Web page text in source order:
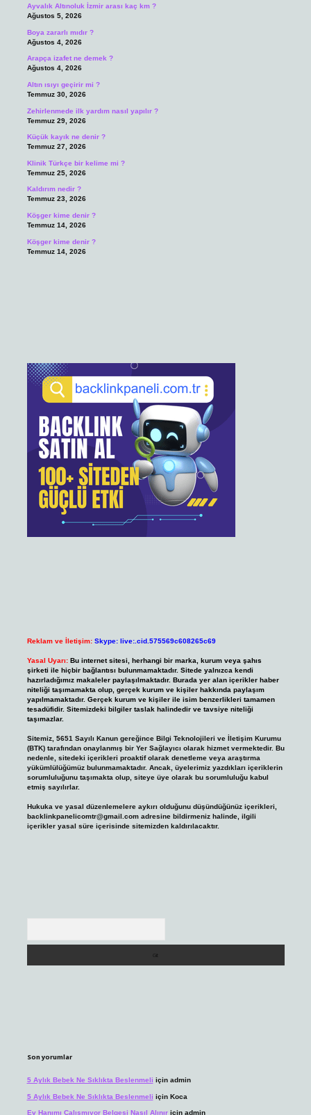
Ayvalık Altınoluk İzmir arası kaç km ?
Ağustos 5, 2026
Boya zararlı mıdır ?
Ağustos 4, 2026
Arapça izafet ne demek ?
Ağustos 4, 2026
Altın ısıyı geçirir mi ?
Temmuz 30, 2026
Zehirlenmede ilk yardım nasıl yapılır ?
Temmuz 29, 2026
Küçük kayık ne denir ?
Temmuz 27, 2026
Klinik Türkçe bir kelime mi ?
Temmuz 25, 2026
Kaldırım nedir ?
Temmuz 23, 2026
Köşger kime denir ?
Temmuz 14, 2026
Köşger kime denir ?
Temmuz 14, 2026
Reklam ve İletişim: Skype: live:.cid.575569c608265c69
Yasal Uyarı: Bu internet sitesi, herhangi bir marka, kurum veya şahıs
şirketi ile hiçbir bağlantısı bulunmamaktadır. Sitede yalnızca kendi
hazırladığımız makaleler paylaşılmaktadır. Burada yer alan içerikler haber
niteliği taşımamakta olup, gerçek kurum ve kişiler hakkında paylaşım
yapılmamaktadır. Gerçek kurum ve kişiler ile isim benzerlikleri tamamen
tesadüfidir. Sitemizdeki bilgiler taslak halindedir ve tavsiye niteliği
taşımazlar.
Sitemiz, 5651 Sayılı Kanun gereğince Bilgi Teknolojileri ve İletişim Kurumu
(BTK) tarafından onaylanmış bir Yer Sağlayıcı olarak hizmet vermektedir. Bu
nedenle, sitedeki içerikleri proaktif olarak denetleme veya araştırma
yükümlülüğümüz bulunmamaktadır. Ancak, üyelerimiz yazdıkları içeriklerin
sorumluluğunu taşımakta olup, siteye üye olarak bu sorumluluğu kabul
etmiş sayılırlar.
Hukuka ve yasal düzenlemelere aykırı olduğunu düşündüğünüz içerikleri,
backlinkpanelicomtr@gmail.comadresine bildirmeniz halinde, ilgili
içerikler yasal süre içerisinde sitemizden kaldırılacaktır.
Son yorumlar
5 Aylık Bebek Ne Sıklıkta Beslenmeli için admin
5 Aylık Bebek Ne Sıklıkta Beslenmeli için Koca
Ev Hanımı Çalışmıyor Belgesi Nasıl Alınıriçin admin